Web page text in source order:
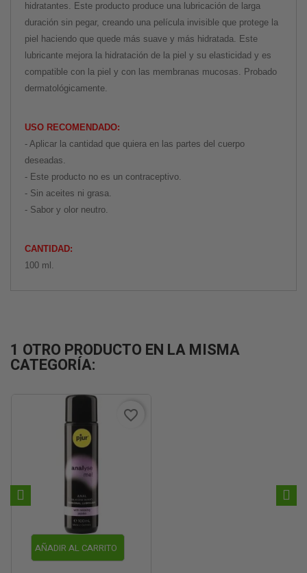
hidratantes. Este producto produce una lubricación de larga
duración sin pegar, creando una película invisible que protege la
piel haciendo que quede más suave y más hidratada. Este
lubricante mejora la hidratación de la piel y su elasticidad y es
compatible con la piel y con las membranas mucosas. Probado
dermatológicamente.
USO RECOMENDADO:
- Aplicar la cantidad que quiera en las partes del cuerpo
deseadas.
- Este producto no es un contraceptivo.
- Sin aceites ni grasa.
- Sabor y olor neutro.
CANTIDAD:
100 ml.
1 OTRO PRODUCTO EN LA MISMA
CATEGORÍA:
AÑADIR AL CARRITO
favorite_border